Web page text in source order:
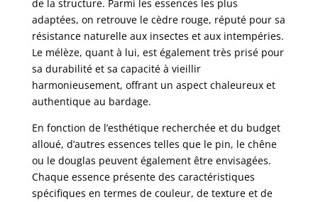
de la structure. Parmi les essences les plus
adaptées, on retrouve le cèdre rouge, réputé pour sa
résistance naturelle aux insectes et aux intempéries.
Le mélèze, quant à lui, est également très prisé pour
sa durabilité et sa capacité à vieillir
harmonieusement, offrant un aspect chaleureux et
authentique au bardage.
En fonction de l’esthétique recherchée et du budget
alloué, d’autres essences telles que le pin, le chêne
ou le douglas peuvent également être envisagées.
Chaque essence présente des caractéristiques
spécifiques en termes de couleur, de texture et de